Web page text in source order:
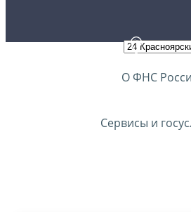
О ФНС
Сервисы и